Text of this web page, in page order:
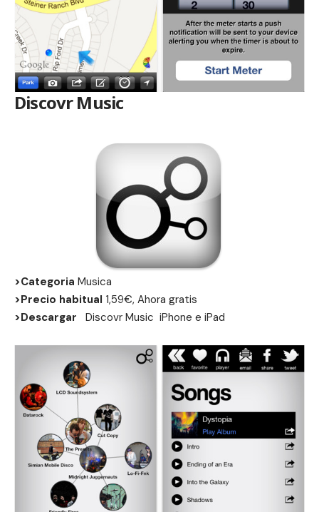
Discovr Music
>Categoria Musica
>Precio habitual 1,59€, Ahora gratis
>Descargar
Discovr Music iPhone e iPad